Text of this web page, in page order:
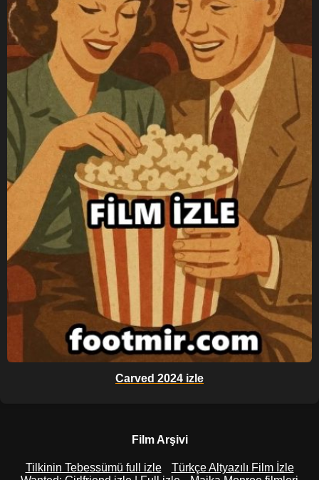
Carved 2024 izle
Film Arşivi
Tilkinin Tebessümü full izle
Türkçe Altyazılı Film İzle